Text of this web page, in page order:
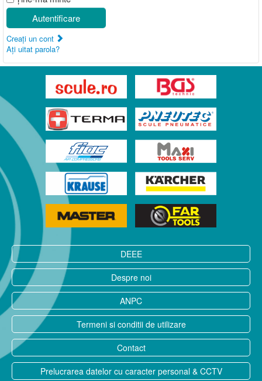
Autentificare
Creaţi un cont
Aţi uitat parola?
DEEE
Despre noi
ANPC
Termeni si conditii de utilizare
Contact
Prelucrarea datelor cu caracter personal & CCTV